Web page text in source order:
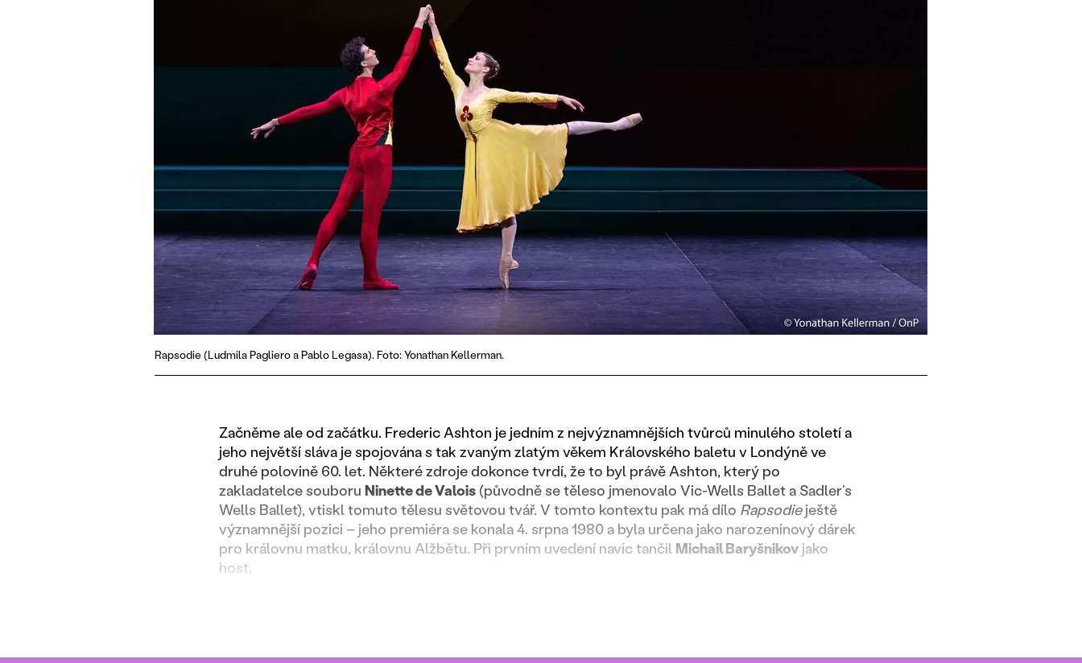
Rapsodie (Ludmila Pagliero a Pablo Legasa). Foto: Yonathan Kellerman.
Začněme ale od začátku. Frederic Ashton je jedním z nejvýznamnějších tvůrců minulého století a
jeho největší sláva je spojována s tak zvaným zlatým věkem Královského baletu v Londýně ve
druhé polovině 60. let. Některé zdroje dokonce tvrdí, že to byl právě Ashton, který po
zakladatelce souboru Ninette de Valois (původně se těleso jmenovalo Vic-Wells Ballet a Sadler’s
Wells Ballet), vtiskl tomuto tělesu světovou tvář. V tomto kontextu pak má dílo Rapsodieještě
významnější pozici – jeho premiéra se konala 4. srpna 1980 a byla určena jako narozeninový dárek
pro královnu matku, královnu Alžbětu. Při prvním uvedení navíc tančil Michail Baryšnikov jako
host.